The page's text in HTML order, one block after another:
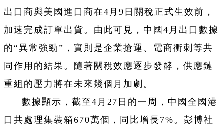
出口商與美國進口商在4月9日關稅正式生效前，
加速完成訂單出貨。由此可見，中國4月出口數據
的“異常強勁”，實則是企業搶運、電商衝刺等共
同作用的結果。隨著關稅效應逐步發酵，供應鏈
重組的壓力將在未來幾個月加劇。
數據顯示，截至4月27日的一周，中國全國港
口共處理集裝箱670萬個，同比增長7%。彭博社